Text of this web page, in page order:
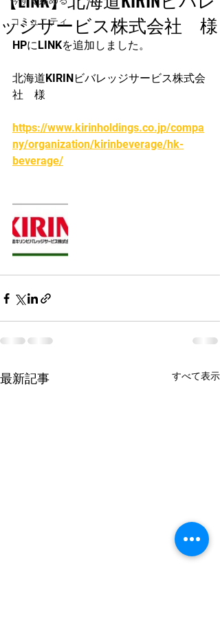
コミュニティ
ッジサービス株式会社 様
HPにLINKを追加しました。
北海道KIRINビバレッジサービス株式会
社　様
https://www.kirinholdings.co.jp/compa
ny/organization/kirinbeverage/hk-
beverage/
最新記事 すべて表示